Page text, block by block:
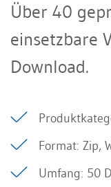
Über 40
einsetzbare
Download.
Format: Zip,
Umfang: 50